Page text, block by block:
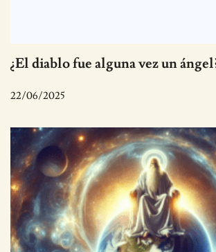
¿El diablo fue alguna vez un
22/06/2025